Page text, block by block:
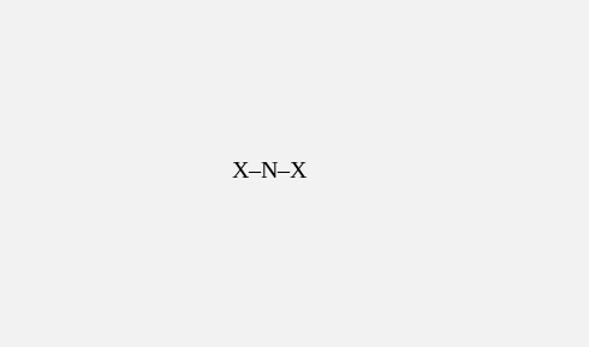
X–N–X